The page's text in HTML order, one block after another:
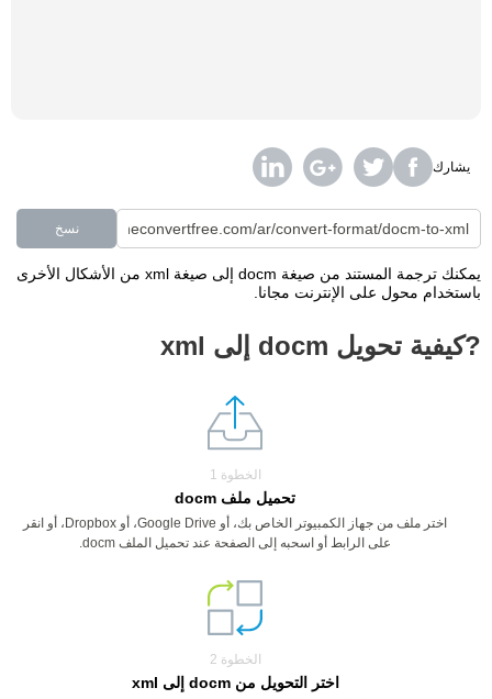
يشارك
نسخ
يمكنك ترجمة المستند من صيغة docm إلى صيغة xml من الأشكال الأخرى
باستخدام محول على الإنترنت مجانا.
?كيفية تحويل docm إلى xml
الخطوة 1
تحميل ملف docm
اختر ملف من جهاز الكمبيوتر الخاص بك، أو Google Drive، أو Dropbox، أو انقر
على الرابط أو اسحبه إلى الصفحة عند تحميل الملف docm.
الخطوة 2
اختر التحويل من docm إلى xml